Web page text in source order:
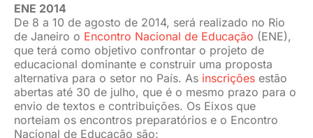
ENE 2014
De 8 a 10 de agosto de 2014, será realizado no Rio
de Janeiro o Encontro Nacional de Educação (ENE),
que terá como objetivo confrontar o projeto de
educacional dominante e construir uma proposta
alternativa para o setor no País. As inscriçõesestão
abertas até 30 de julho, que é o mesmo prazo para o
envio de textos e contribuições. Os Eixos que
norteiam os encontros preparatórios e o Encontro
Nacional de Educação são: